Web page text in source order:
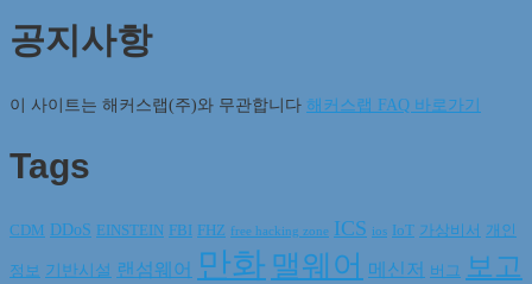
공지사항
이 사이트는 해커스랩(주)와 무관합니다 해커스랩 FAQ 바로가기
Tags
CDM DDoS EINSTEIN FBI FHZ free hacking zone ICS ios IoT 가상비서 개인
정보 기반시설 랜섬웨어 만화 맬웨어 메신저 버그
보고